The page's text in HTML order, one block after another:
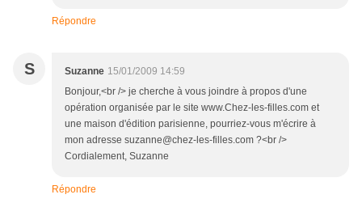
Répondre
S Suzanne 15/01/2009 14:59
Bonjour,<br /> je cherche à vous joindre à propos d'une
opération organisée par le site www.Chez-les-filles.com et
une maison d'édition parisienne, pourriez-vous m'écrire à
mon adresse suzanne@chez-les-filles.com ?<br />
Cordialement, Suzanne
Répondre